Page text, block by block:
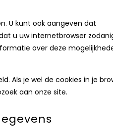
U kunt ook aangeven dat
u uw internetbrowser
over deze
Als je wel de cookies in je
aan onze site.